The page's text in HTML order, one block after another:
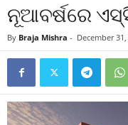
ନୂଆବର୍ଷରେ
By Braja Mishra - December